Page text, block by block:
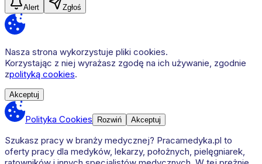
Alert Zgłoś
Nasza strona wykorzystuje pliki cookies.
Korzystając z niej wyrażasz zgodę na ich używanie, zgodnie
zpolityką cookies.
Akceptuj
Polityka Cookies Rozwiń Akceptuj
Szukasz pracy w branży medycznej? Pracamedyka.pl to
oferty pracy dla medyków, lekarzy, położnych, pielęgniarek,